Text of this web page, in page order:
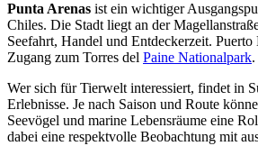
Punta Arenas ist ein wichtiger
Chiles. Die Stadt liegt an der
Seefahrt, Handel und Entdeckerzeit.
Zugang zum Torres del Paine Nationalpark.
Wer sich für Tierwelt interessiert, findet in
Erlebnisse. Je nach Saison und Route
Seevögel und marine Lebensräume eine
dabei eine respektvolle Beobachtung mit